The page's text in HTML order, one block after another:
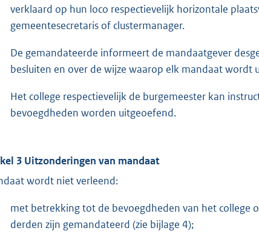
verklaard op hun loco respectievelijk horizontale
gemeentesecretaris of clustermanager.
De gemandateerde informeert de mandaatgever
besluiten en over de wijze waarop elk mandaat wordt
Het college respectievelijk de burgemeester kan
bevoegdheden worden uitgeoefend.
3 Uitzonderingen van mandaat
wordt niet verleend:
met betrekking tot de bevoegdheden van het college
derden zijn gemandateerd (zie bijlage 4);